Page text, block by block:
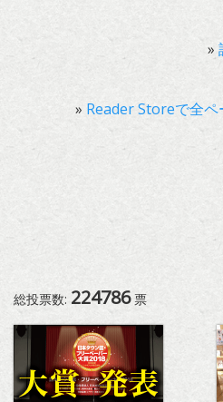
»
» Reader Storeで全ペ
総投票数: 224786票